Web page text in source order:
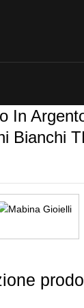
In
Bianchi